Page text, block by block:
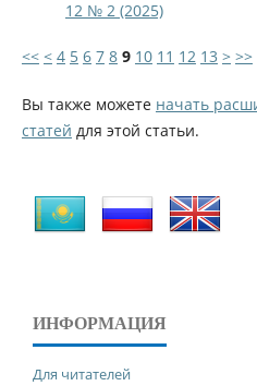
12 № 2 (2025)
<< < 4 5 6 7 8 9 10 11 12 13 > >>
Вы также можете начать
статей для этой статьи.
ИНФОРМАЦИЯ
Для читателей